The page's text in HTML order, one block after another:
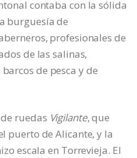
contaba con la sólida
burguesía de
profesionales de
de las salinas,
de pesca y de
ruedas Vigilante, que
puerto de Alicante, y la
escala en Torrevieja. El